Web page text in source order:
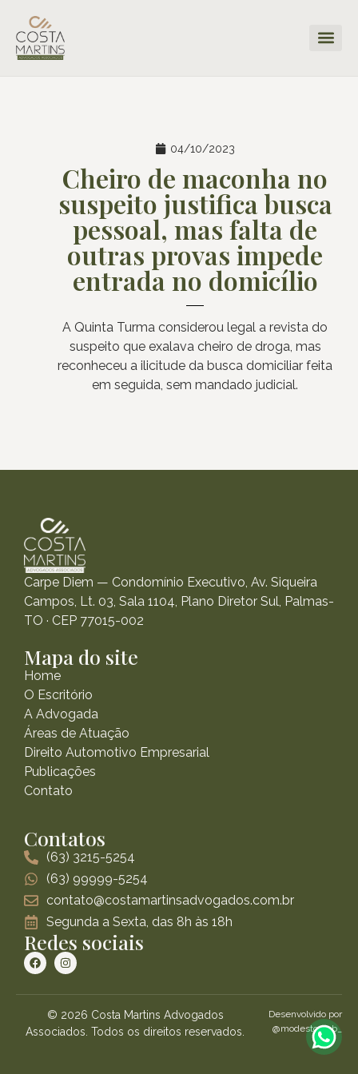
04/10/2023
Cheiro de maconha no
suspeito justifica busca
pessoal, mas falta de
outras provas impede
entrada no domicílio
A Quinta Turma considerou legal a revista do
suspeito que exalava cheiro de droga, mas
reconheceu a ilicitude da busca domiciliar feita
em seguida, sem mandado judicial.
Carpe Diem — Condomínio Executivo, Av. Siqueira
Campos, Lt. 03, Sala 1104, Plano Diretor Sul, Palmas-
TO · CEP 77015-002
Mapa do site
Home
O Escritório
A Advogada
Áreas de Atuação
Direito Automotivo Empresarial
Publicações
Contato
Contatos
(63) 3215-5254
(63) 99999-5254
contato@costamartinsadvogados.com.br
Segunda a Sexta, das 8h às 18h
Redes sociais
© 2026 Costa Martins Advogados
Associados. Todos os direitos reservados.
Desenvolvido por
@modestoweb_